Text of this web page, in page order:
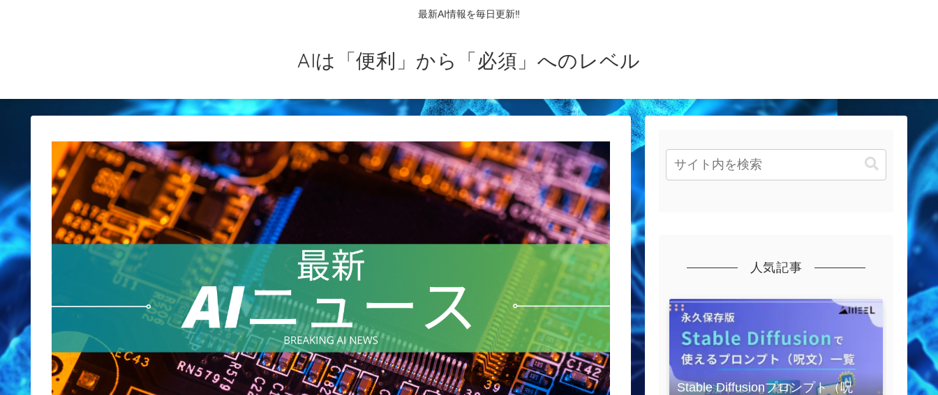
最新AI情報を毎日更新‼
AIは「便利」から「必須」へのレベル
人気記事
Stable Diffusionプロンプト（呪